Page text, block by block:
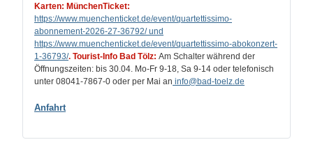
Karten: MünchenTicket:
https://www.muenchenticket.de/event/quartettissimo-
abonnement-2026-27-36792/ und
https://www.muenchenticket.de/event/quartettissimo-abokonzert-
1-36793/. Tourist-Info Bad Tölz: Am Schalter während der
Öffnungszeiten: bis 30.04. Mo-Fr 9-18, Sa 9-14 oder telefonisch
unter 08041-7867-0 oder per Mai an info@bad-toelz.de
Anfahrt